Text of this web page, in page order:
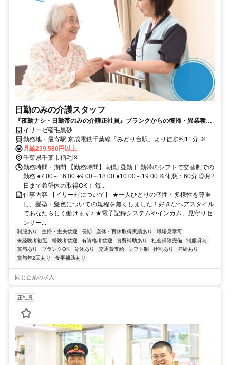
日勤のみの介護スタッフ
『夜勤ナシ・日勤帯のみの介護正社員』ブランクからの復帰・異業種か
らの転職も大歓迎です！
イリーゼ稲毛黒砂
勤務地・最寄駅 京成電鉄千葉線「みどり台駅」より徒歩約11分 ※車
通勤OK
月給239,580円以上
千葉県千葉市稲毛区
勤務時間・期間 【勤務時間】 朝勤 昼勤 日勤帯のシフトで交替制での
勤務 ●7:00～16:00 ●9:00～18:00 ●10:00～19:00 ※休憩：60分 ◎月2
日まで希望休の取得OK！ 毎...
仕事内容 【イリーゼについて】 ★一人ひとりの個性・多様性を尊重
し、髪型・髪色についての規程を無くしました！好きなヘアスタイル
であなたらしく働けます♪ ★電子記録システムやインカム、見守りセ
ンサー...
制服あり 主婦・主夫歓迎 長期 産休・育休取得実績あり
職場見学可
未経験者歓迎
経験者歓迎 有資格者歓迎 食費補助あり 社会保険完備
制服貸与
賞与あり
ブランクOK 育休あり 交通費支給 シフト制 社割あり
昇給あり
賞与年2回あり
食事補助あり
同じ企業の求人
正社員